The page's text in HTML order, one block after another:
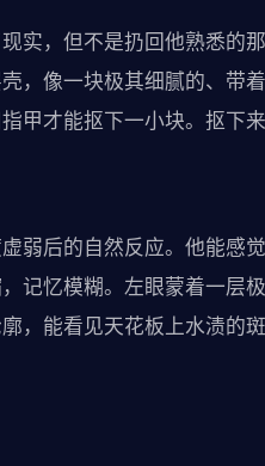
实，但不是扔回他熟悉的
，像一块极其细腻的、带
甲才能抠下一小块。抠下
弱后的自然反应。他能感
记忆模糊。左眼蒙着一层
，能看见天花板上水渍的